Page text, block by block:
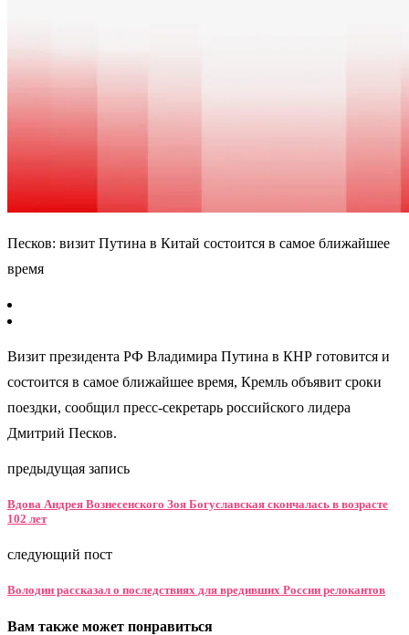
Песков: визит Путина в Китай состоится в самое ближайшее
время
Визит президента РФ Владимира Путина в КНР готовится и
состоится в самое ближайшее время, Кремль объявит сроки
поездки, сообщил пресс-секретарь российского лидера
Дмитрий Песков.
предыдущая запись
Вдова Андрея Вознесенского Зоя Богуславская скончалась в возрасте
102 лет
следующий пост
Володин рассказал о последствиях для вредивших России релокантов
Вам также может понравиться